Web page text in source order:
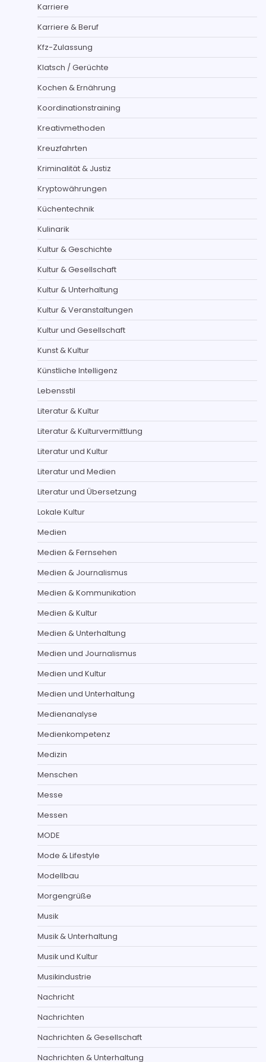
Karriere
Karriere & Beruf
Kfz-Zulassung
Klatsch / Gerüchte
Kochen & Ernährung
Koordinationstraining
Kreativmethoden
Kreuzfahrten
Kriminalität & Justiz
Kryptowährungen
Küchentechnik
Kulinarik
Kultur & Geschichte
Kultur & Gesellschaft
Kultur & Unterhaltung
Kultur & Veranstaltungen
Kultur und Gesellschaft
Kunst & Kultur
Künstliche Intelligenz
Lebensstil
Literatur & Kultur
Literatur & Kulturvermittlung
Literatur und Kultur
Literatur und Medien
Literatur und Übersetzung
Lokale Kultur
Medien
Medien & Fernsehen
Medien & Journalismus
Medien & Kommunikation
Medien & Kultur
Medien & Unterhaltung
Medien und Journalismus
Medien und Kultur
Medien und Unterhaltung
Medienanalyse
Medienkompetenz
Medizin
Menschen
Messe
Messen
MODE
Mode & Lifestyle
Modellbau
Morgengrüße
Musik
Musik & Unterhaltung
Musik und Kultur
Musikindustrie
Nachricht
Nachrichten
Nachrichten & Gesellschaft
Nachrichten & Unterhaltung